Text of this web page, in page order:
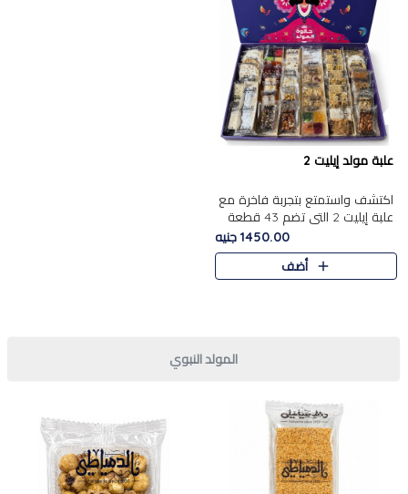
علبة مولد إيليت 2
اكتشف واستمتع بتجربة فاخرة مع
علبة إيليت 2 التي تضم 43 قطعة
تشكيلة من أرقى حلويات المولد
الشرقية المصرية الأصيلة ,معروضة
بشكل جميل في علبة أ..
1450.00 جنيه
أضف
المولد النبوي